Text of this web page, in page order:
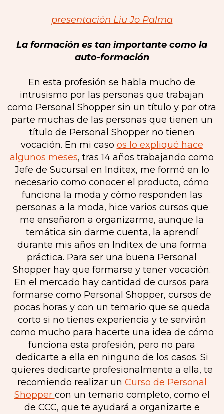
presentación Liu Jo Palma
La formación es tan importante como la
auto-formación
En esta profesión se habla mucho de
intrusismo por las personas que trabajan
como Personal Shopper sin un título y por otra
parte muchas de las personas que tienen un
título de Personal Shopper no tienen
vocación. En mi caso os lo expliqué hace
algunos meses, tras 14 años trabajando como
Jefe de Sucursal en Inditex, me formé en lo
necesario como conocer el producto, cómo
funciona la moda y cómo responden las
personas a la moda, hice varios cursos que
me enseñaron a organizarme, aunque la
temática sin darme cuenta, la aprendí
durante mis años en Inditex de una forma
práctica. Para ser una buena Personal
Shopper hay que formarse y tener vocación.
En el mercado hay cantidad de cursos para
formarse como Personal Shopper, cursos de
pocas horas y con un temario que se queda
corto si no tienes experiencia y te servirán
como mucho para hacerte una idea de cómo
funciona esta profesión, pero no para
dedicarte a ella en ninguno de los casos. Si
quieres dedicarte profesionalmente a ella, te
recomiendo realizar un Curso de Personal
Shopper con un temario completo, como el
de CCC, que te ayudará a organizarte e